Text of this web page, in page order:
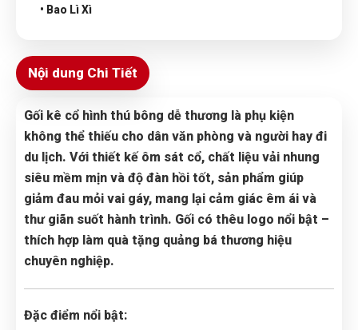
• Bao Lì Xì
Nội dung Chi Tiết
Gối kê cổ hình thú bông dễ thương là phụ kiện
không thể thiếu cho dân văn phòng và người hay đi
du lịch. Với thiết kế ôm sát cổ, chất liệu vải nhung
siêu mềm mịn và độ đàn hồi tốt, sản phẩm giúp
giảm đau mỏi vai gáy, mang lại cảm giác êm ái và
thư giãn suốt hành trình. Gối có thêu logo nổi bật –
thích hợp làm quà tặng quảng bá thương hiệu
chuyên nghiệp.
Đặc điểm nổi bật: